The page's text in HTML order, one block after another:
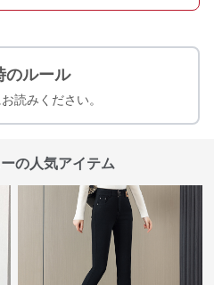
のルール
読みください。
の人気アイテム